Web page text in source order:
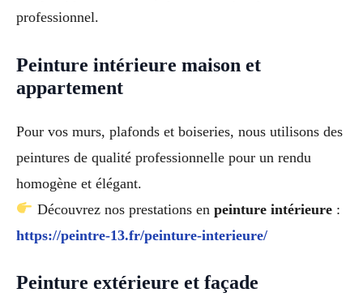
professionnel.
Peinture intérieure maison et
appartement
Pour vos murs, plafonds et boiseries, nous utilisons des
peintures de qualité professionnelle pour un rendu
homogène et élégant.
Découvrez nos prestations en peinture intérieure:
https://peintre-13.fr/peinture-interieure/
Peinture extérieure et façade